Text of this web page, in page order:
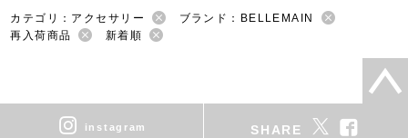
カテゴリ：アクセサリー
ブランド：BELLEMAIN
再入荷商品
新着順
instagram SHARE